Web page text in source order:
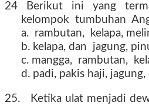
24 Berikut ini yang
kelompok tumbuhan
a. rambutan, kelapa,
b. kelapa, dan jagung,
c. mangga, rambutan,
d. padi, pakis haji,
25. Ketika ulat menjadi